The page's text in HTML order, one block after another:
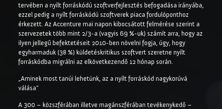
tervében a nyílt forráskódú szoftverfejlesztés befogadása irányába,
ezzel pedig a nyílt forráskódú szoftverek piaca fordulóponthoz
érkezett. Az Accenture mai napon kibocsátott felmérése szerint a
szervezetek több mint 2/3-a (vagyis 69 %-uk) számít arra, hogy az
ilyen jellegű befektetéseit 2010-ben növelni fogja, úgy, hogy
egyharmaduk (38 %) küldetéskritikus szoftvert szeretne nyílt
forráskódba migrálni az elkövetkezendő 12 hónap során.
„Aminek most tanúi lehetünk, az a nyílt forráskód nagykorúvá
válása”
A 300 – közszférában illetve magánszférában tevékenykedő –